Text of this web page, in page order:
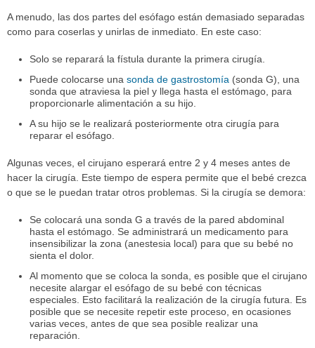
A menudo, las dos partes del esófago están demasiado separadas
como para coserlas y unirlas de inmediato. En este caso:
Solo se reparará la fístula durante la primera cirugía.
Puede colocarse unasonda de gastrostomía (sonda G), una
sonda que atraviesa la piel y llega hasta el estómago, para
proporcionarle alimentación a su hijo.
A su hijo se le realizará posteriormente otra cirugía para
reparar el esófago.
Algunas veces, el cirujano esperará entre 2 y 4 meses antes de
hacer la cirugía. Este tiempo de espera permite que el bebé crezca
o que se le puedan tratar otros problemas. Si la cirugía se demora:
Se colocará una sonda G a través de la pared abdominal
hasta el estómago. Se administrará un medicamento para
insensibilizar la zona (anestesia local) para que su bebé no
sienta el dolor.
Al momento que se coloca la sonda, es posible que el cirujano
necesite alargar el esófago de su bebé con técnicas
especiales. Esto facilitará la realización de la cirugía futura. Es
posible que se necesite repetir este proceso, en ocasiones
varias veces, antes de que sea posible realizar una
reparación.